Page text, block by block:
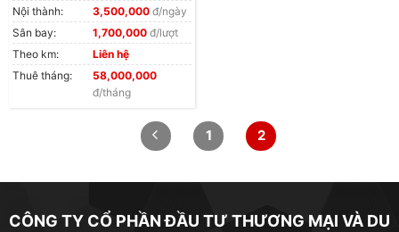
Nội thành:
3,500,000 đ/ngày
Sân bay:
1,700,000 đ/lượt
Theo km:
Liên hệ
Thuê tháng:
58,000,000
đ/tháng
1 2
CÔNG TY CỔ PHẦN ĐẦU TƯ THƯƠNG MẠI VÀ DU